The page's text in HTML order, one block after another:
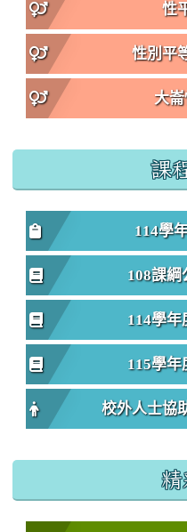
性
性別平
大
課
114學
108課綱
114學年
115學年
校外人士協
精